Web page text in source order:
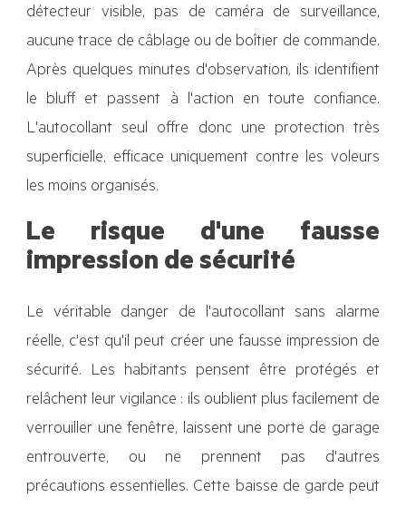
détecteur visible, pas de caméra de surveillance,
aucune trace de câblage ou de boîtier de commande.
Après quelques minutes d'observation, ils identifient
le bluff et passent à l'action en toute confiance.
L'autocollant seul offre donc une protection très
superficielle, efficace uniquement contre les voleurs
les moins organisés.
Le risque d'une fausse
impression de sécurité
Le véritable danger de l'autocollant sans alarme
réelle, c'est qu'il peut créer une fausse impression de
sécurité. Les habitants pensent être protégés et
relâchent leur vigilance : ils oublient plus facilement de
verrouiller une fenêtre, laissent une porte de garage
entrouverte, ou ne prennent pas d'autres
précautions essentielles. Cette baisse de garde peut